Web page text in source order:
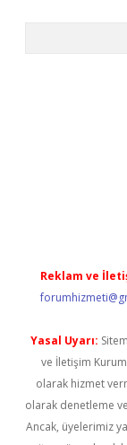
Reklam ve
Yasal Uyarı:
ve İletişim
olarak hizmet
olarak denetleme
Ancak, üyelerimiz